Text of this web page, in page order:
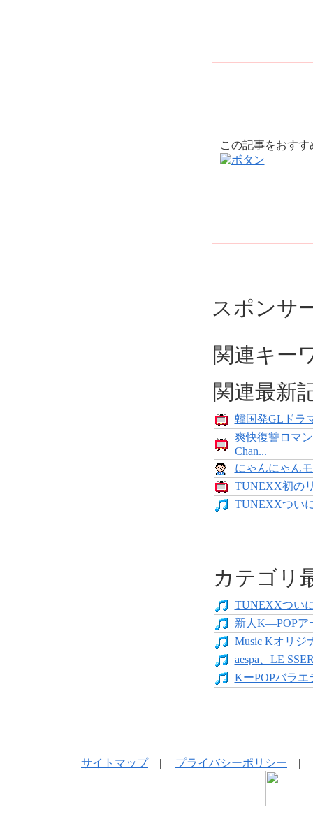
この記事をおす
スポンサ
関連キー
関連最新
韓国発GLドラ
爽快復讐ロマ
Chan...
にゃんにゃん
TUNEXX初の
TUNEXXつい
カテゴリ
TUNEXXつい
新人K―POPア
Music Kオリジ
aespa、LE
KーPOPバラエ
サイトマップ| プライバシーポリシー